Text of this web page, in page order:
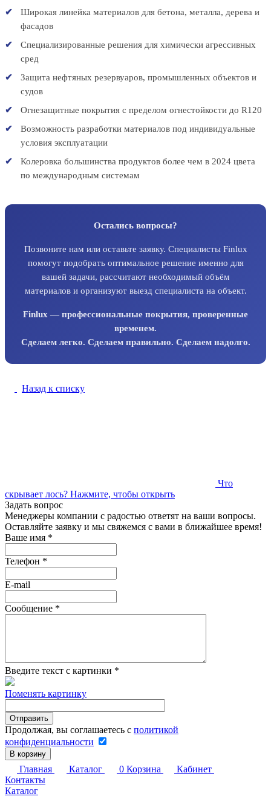
Широкая линейка материалов для бетона, металла, дерева и
фасадов
Специализированные решения для химически агрессивных
сред
Защита нефтяных резервуаров, промышленных объектов и
судов
Огнезащитные покрытия с пределом огнестойкости до R120
Возможность разработки материалов под индивидуальные
условия эксплуатации
Колеровка большинства продуктов более чем в 2024 цвета
по международным системам
Остались вопросы?
Позвоните нам или оставьте заявку. Специалисты Finlux
помогут подобрать оптимальное решение именно для
вашей задачи, рассчитают необходимый объём
материалов и организуют выезд специалиста на объект.
Finlux — профессиональные покрытия, проверенные
временем.
Сделаем легко. Сделаем правильно. Сделаем надолго.
Назад к списку
Что
скрывает лось? Нажмите, чтобы открыть
Задать вопрос
Менеджеры компании с радостью ответят на ваши вопросы.
Оставляйте заявку и мы свяжемся с вами в ближайшее время!
Ваше имя *
Телефон *
E-mail
Сообщение *
Введите текст с картинки *
Поменять картинку
Продолжая, вы соглашаетесь с политикой
конфиденциальности
В корзину
Главная Каталог 0 Корзина
Кабинет
Контакты
Каталог